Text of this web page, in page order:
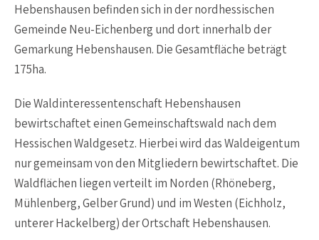
Hebenshausen befinden sich in der nordhessischen
Gemeinde Neu-Eichenberg und dort innerhalb der
Gemarkung Hebenshausen. Die Gesamtfläche beträgt
175ha.
Die Waldinteressentenschaft Hebenshausen
bewirtschaftet einen Gemeinschaftswald nach dem
Hessischen Waldgesetz. Hierbei wird das Waldeigentum
nur gemeinsam von den Mitgliedern bewirtschaftet. Die
Waldflächen liegen verteilt im Norden (Rhöneberg,
Mühlenberg, Gelber Grund) und im Westen (Eichholz,
unterer Hackelberg) der Ortschaft Hebenshausen.